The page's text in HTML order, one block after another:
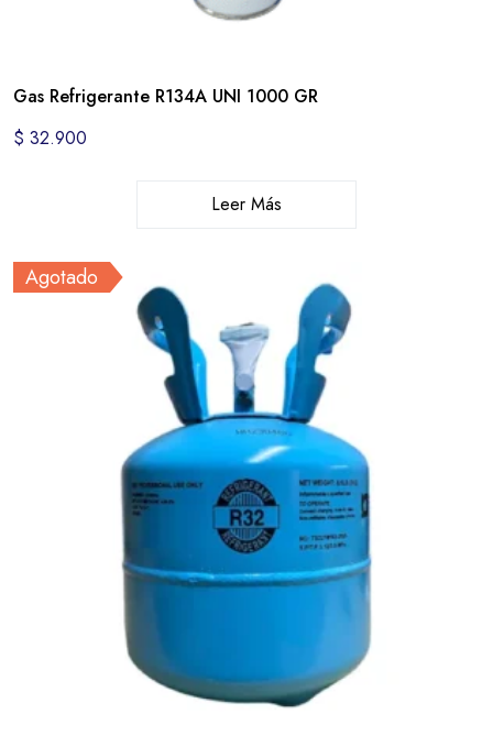
Gas Refrigerante R134A UNI 1000 GR
$ 32.900
Leer Más
Agotado